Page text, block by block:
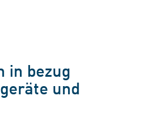
in bezug
und